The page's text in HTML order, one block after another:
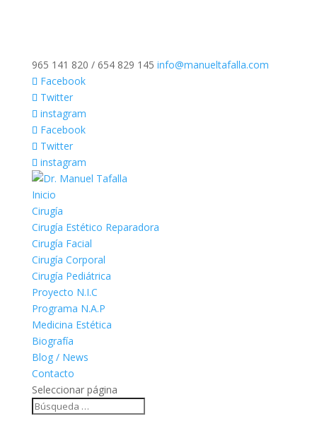
965 141 820 / 654 829 145 info@manueltafalla.com
Facebook
Twitter
instagram
Facebook
Twitter
instagram
Inicio
Cirugía
Cirugía Estético Reparadora
Cirugía Facial
Cirugía Corporal
Cirugía Pediátrica
Proyecto N.I.C
Programa N.A.P
Medicina Estética
Biografía
Blog / News
Contacto
Seleccionar página